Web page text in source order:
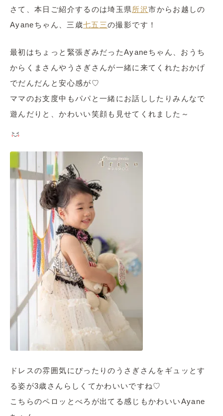
さて、本日ご紹介するのは埼玉県 所沢市からお越しの
Ayaneちゃん、三歳七五三の撮影です！
最初はちょっと緊張ぎみだったAyaneちゃん、おうち
からくまさんやうさぎさんが一緒に来てくれたおかげ
でだんだんと安心感が♡
ママのお支度中もパパと一緒にお話ししたりみんなで
遊んだりと、かわいい笑顔も見せてくれました～
ドレスの雰囲気にぴったりのうさぎさんをギュッとす
る姿が3歳さんらしくてかわいいですね♡
こちらのペロッとべろが出てる感じもかわいいAyane